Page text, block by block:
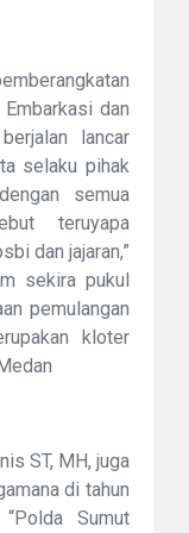
dan
lancar
selaku pihak
semua
teruyapa
dan jajaran,”
sekira pukul
pemulangan
kloter
ST, MH, juga
di tahun
Sumut